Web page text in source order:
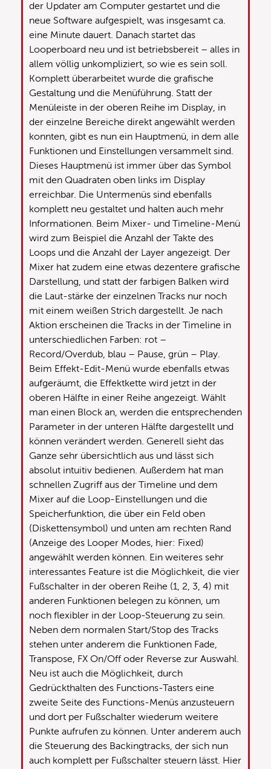
der Updater am Computer gestartet und die
neue Software aufgespielt, was insgesamt ca.
eine Minute dauert. Danach startet das
Looperboard neu und ist betriebsbereit – alles in
allem völlig unkompliziert, so wie es sein soll.
Komplett überarbeitet wurde die grafische
Gestaltung und die Menüführung. Statt der
Menüleiste in der oberen Reihe im Display, in
der einzelne Bereiche direkt angewählt werden
konnten, gibt es nun ein Hauptmenü, in dem alle
Funktionen und Einstellungen versammelt sind.
Dieses Hauptmenü ist immer über das Symbol
mit den Quadraten oben links im Display
erreichbar. Die Untermenüs sind ebenfalls
komplett neu gestaltet und halten auch mehr
Informationen. Beim Mixer- und Timeline-Menü
wird zum Beispiel die Anzahl der Takte des
Loops und die Anzahl der Layer angezeigt. Der
Mixer hat zudem eine etwas dezentere grafische
Darstellung, und statt der farbigen Balken wird
die Laut-stärke der einzelnen Tracks nur noch
mit einem weißen Strich dargestellt. Je nach
Aktion erscheinen die Tracks in der Timeline in
unterschiedlichen Farben: rot –
Record/Overdub, blau – Pause, grün – Play.
Beim Effekt-Edit-Menü wurde ebenfalls etwas
aufgeräumt, die Effektkette wird jetzt in der
oberen Hälfte in einer Reihe angezeigt. Wählt
man einen Block an, werden die entsprechenden
Parameter in der unteren Hälfte dargestellt und
können verändert werden. Generell sieht das
Ganze sehr übersichtlich aus und lässt sich
absolut intuitiv bedienen. Außerdem hat man
schnellen Zugriff aus der Timeline und dem
Mixer auf die Loop-Einstellungen und die
Speicherfunktion, die über ein Feld oben
(Diskettensymbol) und unten am rechten Rand
(Anzeige des Looper Modes, hier: Fixed)
angewählt werden können. Ein weiteres sehr
interessantes Feature ist die Möglichkeit, die vier
Fußschalter in der oberen Reihe (1, 2, 3, 4) mit
anderen Funktionen belegen zu können, um
noch flexibler in der Loop-Steuerung zu sein.
Neben dem normalen Start/Stop des Tracks
stehen unter anderem die Funktionen Fade,
Transpose, FX On/Off oder Reverse zur Auswahl.
Neu ist auch die Möglichkeit, durch
Gedrückthalten des Functions-Tasters eine
zweite Seite des Functions-Menüs anzusteuern
und dort per Fußschalter wiederum weitere
Punkte aufrufen zu können. Unter anderem auch
die Steuerung des Backingtracks, der sich nun
auch komplett per Fußschalter steuern lässt. Hier